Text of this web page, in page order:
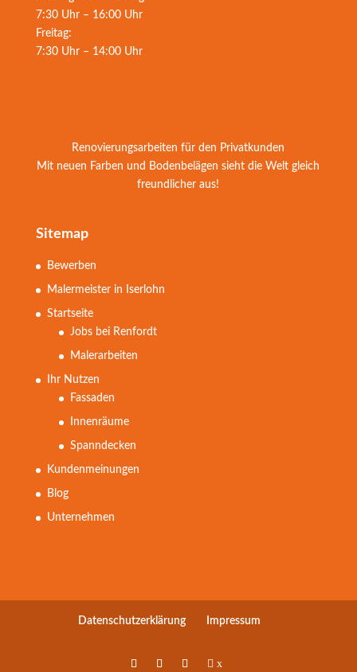
7:30 Uhr – 16:00 Uhr
Freitag:
7:30 Uhr – 14:00 Uhr
Renovierungsarbeiten für den Privatkunden
Mit neuen Farben und Bodenbelägen sieht die Welt gleich
freundlicher aus!
Sitemap
Bewerben
Malermeister in Iserlohn
Startseite
Jobs bei Renfordt
Malerarbeiten
Ihr Nutzen
Fassaden
Innenräume
Spanndecken
Kundenmeinungen
Blog
Unternehmen
Datenschutzerklärung Impressum
x